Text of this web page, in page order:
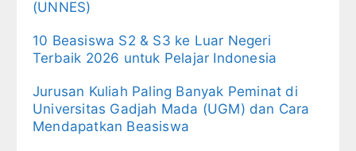
(UNNES)
10 Beasiswa S2 & S3 ke Luar Negeri
Terbaik 2026 untuk Pelajar Indonesia
Jurusan Kuliah Paling Banyak Peminat di
Universitas Gadjah Mada (UGM) dan Cara
Mendapatkan Beasiswa